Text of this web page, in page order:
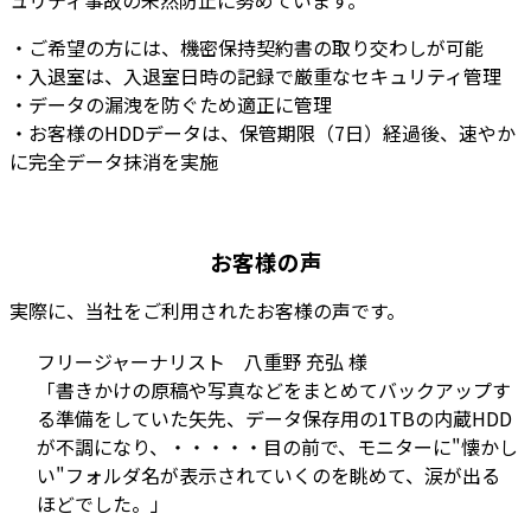
・ご希望の方には、機密保持契約書の取り交わしが可能
・入退室は、入退室日時の記録で厳重なセキュリティ管理
・データの漏洩を防ぐため適正に管理
・お客様のHDDデータは、保管期限（7日）経過後、速やか
に完全データ抹消を実施
お客様の声
実際に、当社をご利用されたお客様の声です。
フリージャーナリスト 八重野 充弘 様
「書きかけの原稿や写真などをまとめてバックアップす
る準備をしていた矢先、データ保存用の1TBの内蔵HDD
が不調になり、・・・・・目の前で、モニターに"懐かし
い"フォルダ名が表示されていくのを眺めて、涙が出る
ほどでした。」